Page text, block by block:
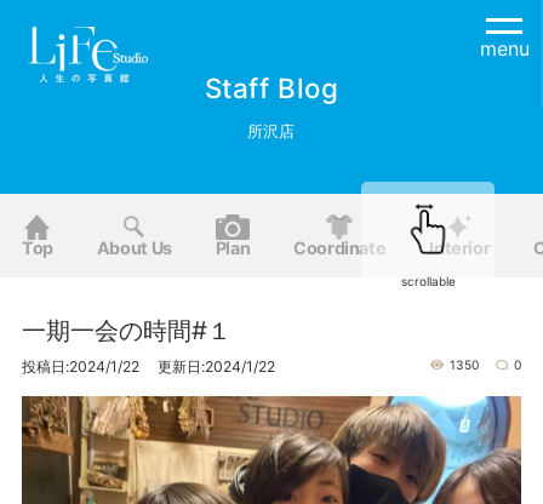
menu
Staff Blog
所沢店
Top About Us Plan Coordinate Interior
scrollable
一期一会の時間#１
投稿日:2024/1/22 更新日:2024/1/22 1350 0